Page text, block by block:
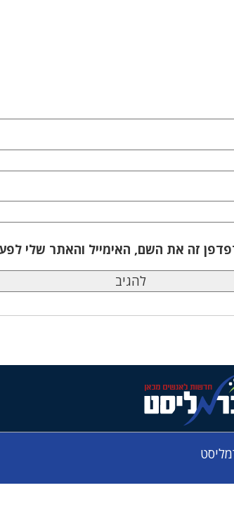
זה את השם, האימייל והאתר שלי